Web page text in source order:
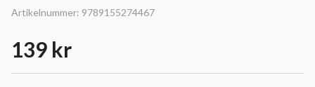
Artikelnummer: 9789155274467
139 kr